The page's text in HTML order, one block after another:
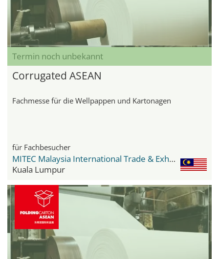
Termin noch unbekannt
Corrugated ASEAN
Fachmesse für die Wellpappen und Kartonagen
für Fachbesucher
MITEC Malaysia International Trade & Exhibition Centre
Kuala Lumpur